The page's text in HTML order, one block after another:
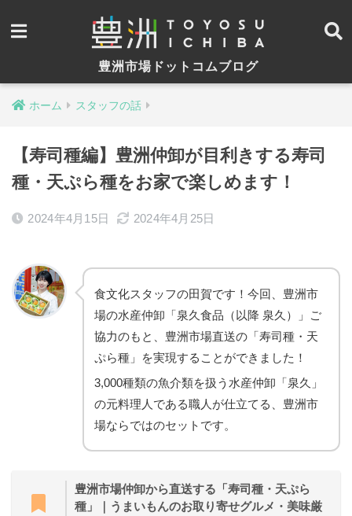
豊洲市場ドットコムブログ
ホーム スタッフの話
【寿司種編】豊洲仲卸が目利きする寿司
種・天ぷら種をお家で楽しめます！
2024年4月15日 2024年4月25日
食文化スタッフの田賀です！今回、豊洲市
場の水産仲卸「泉久食品（以降 泉久）」ご
協力のもと、豊洲市場直送の「寿司種・天
ぷら種」を実現することができました！
3,000種類の魚介類を扱う水産仲卸「泉久」
の元料理人である職人が仕立てる、豊洲市
場ならではのセットです。
豊洲市場仲卸から直送する「寿司種・天ぷら
種」｜うまいもんのお取り寄せグルメ・美味厳